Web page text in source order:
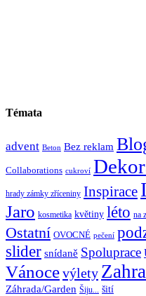
Témata
advent Beton Bez reklam
Collaborations cukroví
hrady zámky zříceniny Inspirace
Jaro kosmetika květiny léto na
Ostatní OVOCNÉ pečení
slider snídaně Spoluprace
Vánocevýlety
Záhrada/Garden Šiju... šití